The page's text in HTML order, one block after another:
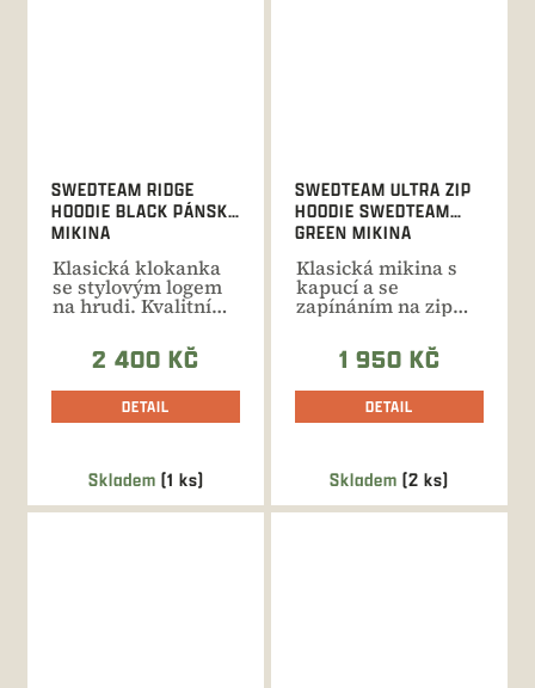
Skladem (1 ks)
SWEDTEAM RIDGE
HOODIE BLACK PÁNSKÁ
MIKINA
Klasická klokanka
se stylovým logem
na hrudi. Kvalitní
2 400 KČ
DETAIL
Skladem (2 ks)
SWEDTEAM ULTRA ZIP
HOODIE SWEDTEAM
GREEN MIKINA
Klasická mikina s
kapucí a se
zapínáním na zip
vhodná pro
každodenní...
1 950 KČ
DETAIL